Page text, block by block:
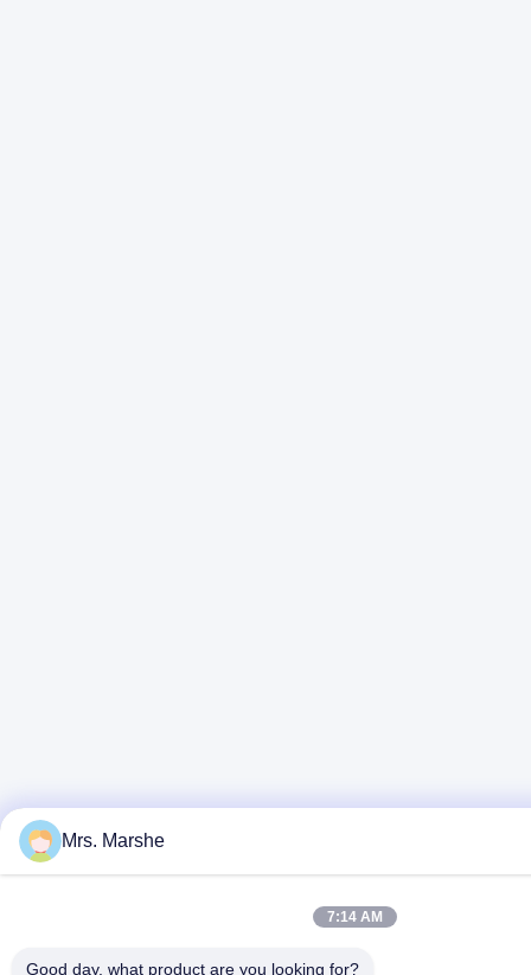
Mrs. Marshe
7:14 AM
Good day, what product are you looking for?